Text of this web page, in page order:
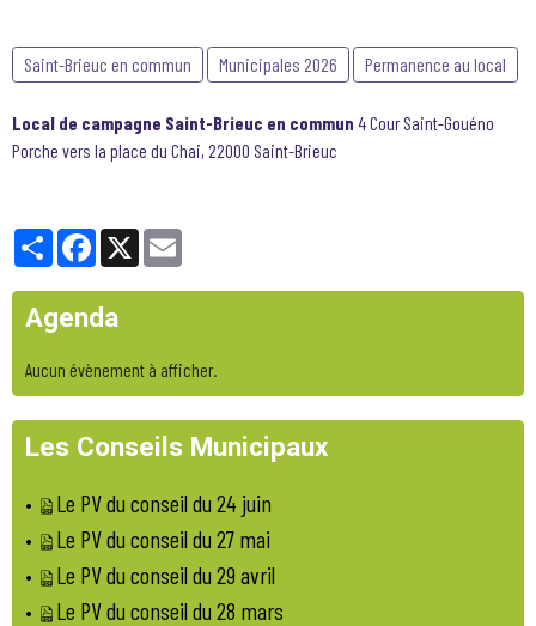
Saint-Brieuc en commun Municipales 2026 Permanence au local
Local de campagne Saint-Brieuc en commun 4 Cour Saint-Gouéno
Porche vers la place du Chai, 22000 Saint-Brieuc
PartagerFacebook
X
Agenda
Aucun évènement à afficher.
Les Conseils Municipaux
• Le PV du conseil du 24 juin
• Le PV du conseil du 27 mai
• Le PV du conseil du 29 avril
• Le PV du conseil du 28 mars